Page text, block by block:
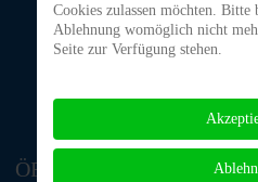
ÖFFNUNGSZEITEN
Cookies zulassen möchten. Bitte
Ablehnung womöglich nicht
Seite zur Verfügung stehen.